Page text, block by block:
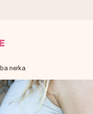
go w mgnieniu
dokładnie we
znaczenie
nerka